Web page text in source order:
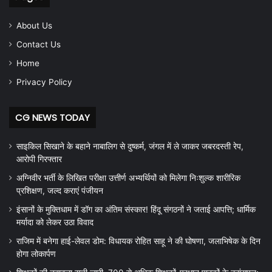
About Us
Contact Us
Home
Privacy Policy
CG NEWS TODAY
साइकिल सिखाने के बहाने नाबालिग से दुष्कर्म, जंगल में ले जाकर जबरदस्ती रेप,
आरोपी गिरफ्तार
अग्निवीर भर्ती के लिखित परीक्षा उत्तीर्ण अभ्यर्थियों को मिलेगा निःशुल्क शारीरिक
प्रशिक्षण, जल्द कराएं पंजीयन
इंसानों के मुक्तिधाम में डॉग का अंतिम संस्कार! हिंदू संगठनों ने जताई आपत्ति; धार्मिक
मर्यादा को लेकर उठा विवाद
राजिम में बनेगा हाई-लेवल डोम: विधायक रोहित साहू ने की घोषणा, जलाभिषेक के दिन
होगा लोकार्पण